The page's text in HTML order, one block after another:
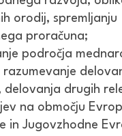
orodij, spremljanju
proračuna;
področja
delovanja drugih
na območju
in Jugovzhodne